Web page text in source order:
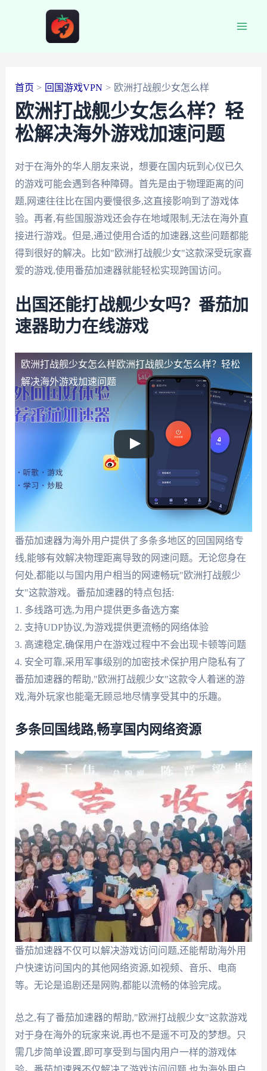
首页 回国游戏VPN 欧洲打战舰少女怎么样
欧洲打战舰少女怎么样？轻
松解决海外游戏加速问题
对于在海外的华人朋友来说，想要在国内玩到心仪已久
的游戏可能会遇到各种障碍。首先是由于物理距离的问
题,网速往往比在国内要慢很多,这直接影响到了游戏体
验。再者,有些国服游戏还会存在地域限制,无法在海外直
接进行游戏。但是,通过使用合适的加速器,这些问题都能
得到很好的解决。比如"欧洲打战舰少女"这款深受玩家喜
爱的游戏,使用番茄加速器就能轻松实现跨国访问。
出国还能打战舰少女吗？番茄加
速器助力在线游戏
欧洲打战舰少女怎么样欧洲打战舰少女怎么样？轻松
解决海外游戏加速问题
番茄加速器为海外用户提供了多条多地区的回国网络专
线,能够有效解决物理距离导致的网速问题。无论您身在
何处,都能以与国内用户相当的网速畅玩"欧洲打战舰少
女"这款游戏。番茄加速器的特点包括:
1. 多线路可选,为用户提供更多备选方案
2. 支持UDP协议,为游戏提供更流畅的网络体验
3. 高速稳定,确保用户在游戏过程中不会出现卡顿等问题
4. 安全可靠,采用军事级别的加密技术保护用户隐私有了
番茄加速器的帮助,"欧洲打战舰少女"这款令人着迷的游
戏,海外玩家也能毫无顾忌地尽情享受其中的乐趣。
多条回国线路,畅享国内网络资源
番茄加速器不仅可以解决游戏访问问题,还能帮助海外用
户快速访问国内的其他网络资源,如视频、音乐、电商
等。无论是追剧还是网购,都能以流畅的体验完成。
总之,有了番茄加速器的帮助,"欧洲打战舰少女"这款游戏
对于身在海外的玩家来说,再也不是遥不可及的梦想。只
需几步简单设置,即可享受到与国内用户一样的游戏体